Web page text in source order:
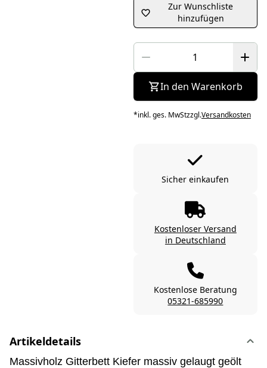
Zur Wunschliste
hinzufügen
In den Warenkorb
*inkl. ges. MwStzzgl.Versandkosten
Sicher einkaufen
Kostenloser Versand
in Deutschland
Kostenlose Beratung
05321-685990
Artikeldetails
Massivholz Gitterbett Kiefer massiv gelaugt geölt